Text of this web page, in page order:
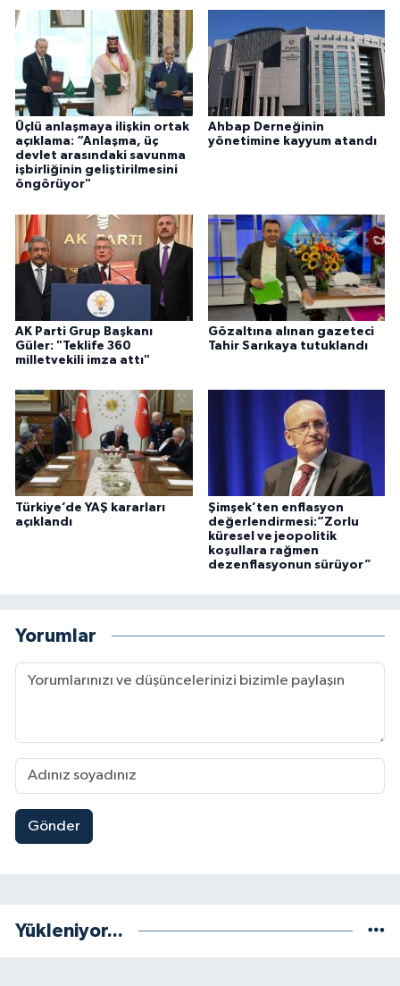
Üçlü anlaşmaya ilişkin ortak
açıklama: “Anlaşma, üç
devlet arasındaki savunma
işbirliğinin geliştirilmesini
öngörüyor"
Ahbap Derneğinin
yönetimine kayyum atandı
AK Parti Grup Başkanı
Güler: "Teklife 360
milletvekili imza attı"
Gözaltına alınan gazeteci
Tahir Sarıkaya tutuklandı
Türkiye’de YAŞ kararları
açıklandı
Şimşek’ten enflasyon
değerlendirmesi:“Zorlu
küresel ve jeopolitik
koşullara rağmen
dezenflasyonun sürüyor”
Yorumlar
Gönder
Yükleniyor...